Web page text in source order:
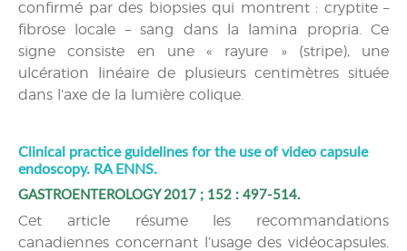
confirmé par des biopsies qui montrent : cryptite –
fibrose locale – sang dans la lamina propria. Ce
signe consiste en une « rayure » (stripe), une
ulcération linéaire de plusieurs centimètres située
dans l’axe de la lumière colique.
Clinical practice guidelines for the use of video capsule
endoscopy. RA ENNS.
GASTROENTEROLOGY 2017 ; 152 : 497-514.
Cet article résume les recommandations
canadiennes concernant l’usage des vidéocapsules.